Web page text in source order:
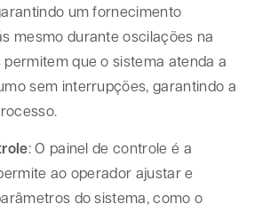
um fornecimento
mesmo durante oscilações na
permitem que o sistema atenda a
sem interrupções, garantindo a
: O painel de controle é a
ao operador ajustar e
do sistema, como o